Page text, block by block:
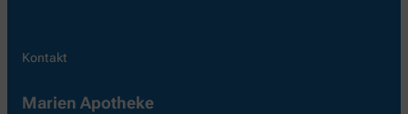
Kontakt
Marien Apotheke